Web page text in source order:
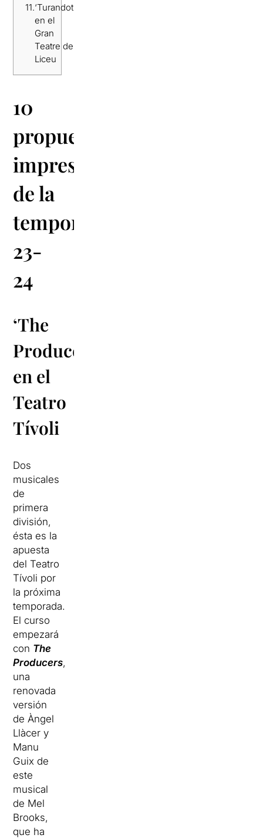
11.‘Turandot’
en el
Gran
Teatre del
Liceu
10
propuestas
imprescindibles
de la
temporada
23-
24
‘The
Producers’
en el
Teatro
Tívoli
Dos
musicales
de
primera
división,
ésta es la
apuesta
del Teatro
Tívoli por
la próxima
temporada.
El curso
empezará
con The
Producers,
una
renovada
versión
de Àngel
Llàcer y
Manu
Guix de
este
musical
de Mel
Brooks,
que ha